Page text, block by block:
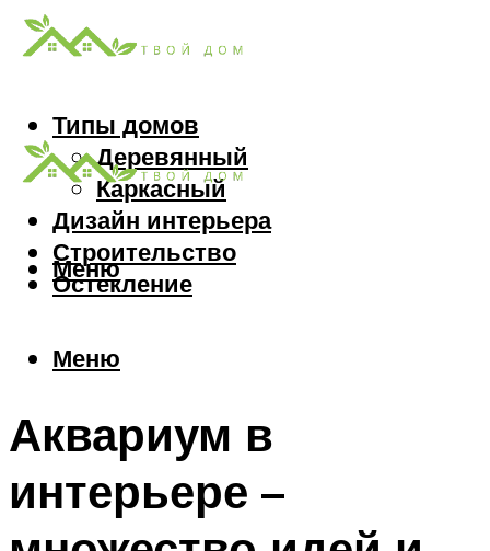
Типы домов
Деревянный
Каркасный
Дизайн интерьера
Строительство
Остекление
Меню
Меню
Аквариум в
интерьере –